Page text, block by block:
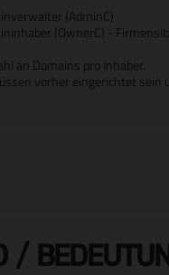
(AdminC)
(OwnerC) -
an Domains pro Inhaber.
vorher eingerichtet
/